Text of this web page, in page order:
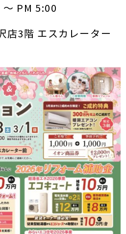
PM 5:00
3階 エスカレーター